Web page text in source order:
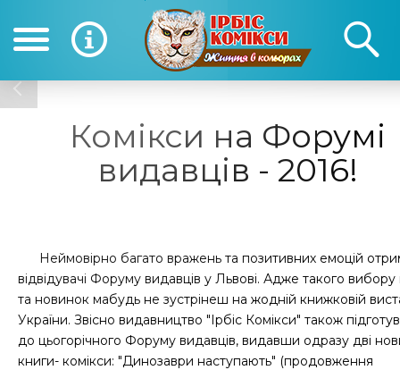
(050) 390-12-12
12-12
Комікси на Форумі
видавців - 2016!
Неймовірно багато вражень та позитивних емоцій
відвідувачі Форуму видавців у Львові. Адже такого вибору
та новинок мабудь не зустрінеш на жодній книжковій
України. Звісно видавництво "Ірбіс Комікси" також
до цьогорічного Форуму видавців, видавши одразу дві
книги- комікси: "Динозаври наступають" (продовження